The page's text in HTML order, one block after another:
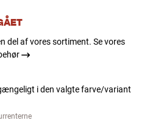
del af vores sortiment. Se vores
i den valgte farve/variant